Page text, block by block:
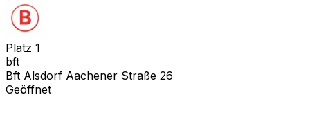
Platz 1
bft
Bft Alsdorf Aachener Straße 26
Geöffnet